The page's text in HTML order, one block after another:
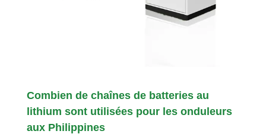
Combien de chaînes de batteries au
lithium sont utilisées pour les onduleurs
aux Philippines